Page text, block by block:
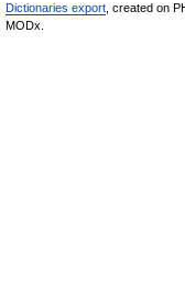
Dictionaries export , created on
MODx.